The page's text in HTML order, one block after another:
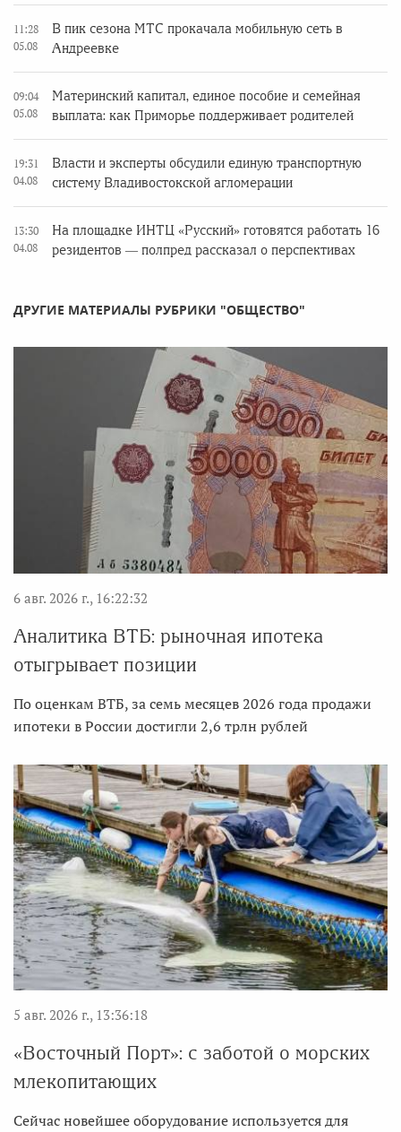
11:28
05.08
В пик сезона МТС прокачала мобильную сеть в
Андреевке
09:04
05.08
Материнский капитал, единое пособие и семейная
выплата: как Приморье поддерживает родителей
19:31
04.08
Власти и эксперты обсудили единую транспортную
систему Владивостокской агломерации
13:30
04.08
На площадке ИНТЦ «Русский» готовятся работать 16
резидентов — полпред рассказал о перспективах
ДРУГИЕ МАТЕРИАЛЫ РУБРИКИ "ОБЩЕСТВО"
6 авг. 2026 г., 16:22:32
Аналитика ВТБ: рыночная ипотека
отыгрывает позиции
По оценкам ВТБ, за семь месяцев 2026 года продажи
ипотеки в России достигли 2,6 трлн рублей
5 авг. 2026 г., 13:36:18
«Восточный Порт»: с заботой о морских
млекопитающих
Сейчас новейшее оборудование используется для